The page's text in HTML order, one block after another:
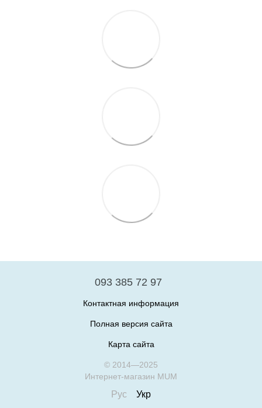
093 385 72 97
Контактная информация
Полная версия сайта
Карта сайта
© 2014—2025
Интернет-магазин MUM
Рус Укр